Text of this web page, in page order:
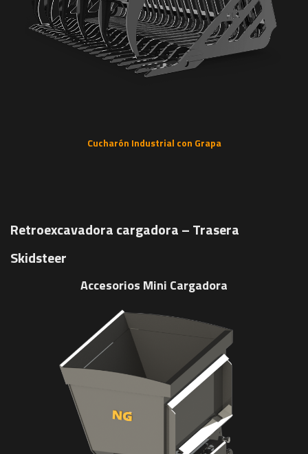
Cucharón Industrial con Grapa
Retroexcavadora cargadora – Trasera
Skidsteer
Accesorios Mini Cargadora